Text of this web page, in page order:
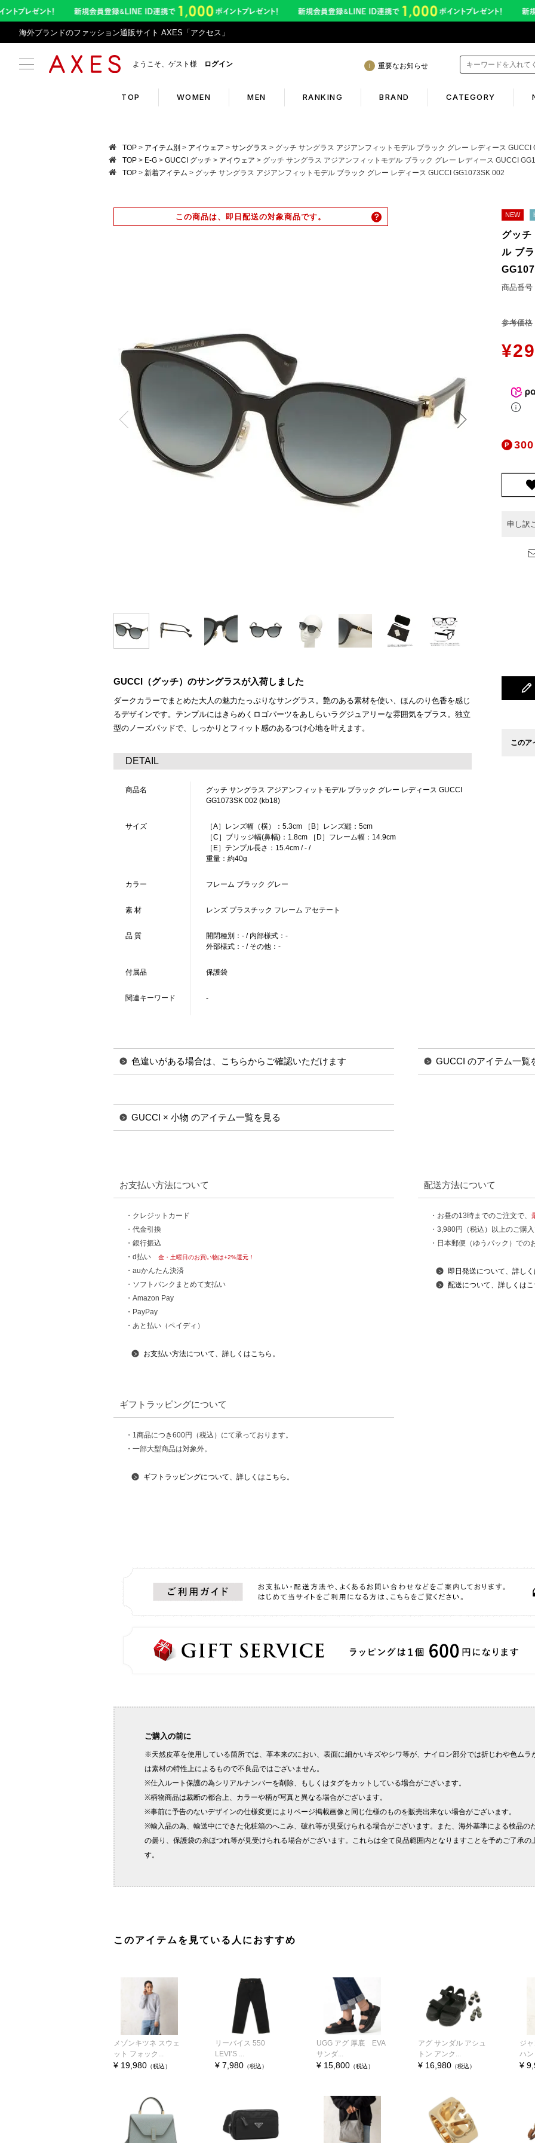
海外ブランドのファッション通販サイト AXES「アクセス」
ようこそ、ゲスト様 ログイン 重要なお知らせ
TOP WOMEN MEN RANKING BRAND CATEGORY
Information
アプリサービス終了のお知らせ
ログイン
会員登録
会員ランクについて
お気に入り
閲覧履歴
ポイント履歴
Shopping guide
TOP アイテム別 アイウェア サングラス
グッチ サングラス アジアンフィットモデル ブラック グレー レディース GUCCI
TOP
E-G GUCCI グッチ アイウェア
グッチ サングラス アジアンフィットモデル ブラック グレー レディース GUCCI
TOP
新着アイテム グッチ サングラス アジアンフィットモデル ブラック グレー レディース GUCCI GG1073SK 002
この商品は、即日配送の対象商品です。 NEW
グッチ
ル ブ
商品番号
参考価格
¥
300
申し訳
GUCCI（グッチ）のサングラスが入荷しました
ダークカラーでまとめた大人の魅力たっぷりなサングラス。艶のある素材を使い、ほんのり色香を感じ
るデザインです。テンプルにはきらめくロゴパーツをあしらいラグジュアリーな雰囲気をプラス。独立
型のノーズパッドで、しっかりとフィット感のあるつけ心地を叶えます。
DETAIL
商品名
グッチ サングラス アジアンフィットモデル ブラック グレー レディース GUCCI
GG1073SK 002 (kb18)
サイズ
［A］レンズ幅（横）：5.3cm ［B］レンズ縦：5cm
［C］ブリッジ幅(鼻幅)：1.8cm ［D］フレーム幅：14.9cm
［E］テンプル長さ：15.4cm / - /
重量：約40g
カラー フレーム ブラック グレー
素 材 レンズ プラスチック フレーム アセテート
品 質
開閉種別：- / 内部様式：-
外部様式：- / その他：-
付属品 保護袋
関連キーワード -
このア
色違いがある場合は、こちらからご確認いただけます GUCCI のアイテム一覧
GUCCI × 小物 のアイテム一覧を見る
お支払い方法について
・クレジットカード
・代金引換
・銀行振込
・d払い
金・土曜日のお買い物は+2%還元！
・auかんたん決済
・ソフトバンクまとめて支払い
・Amazon Pay
・PayPay
・あと払い（ペイディ）
お支払い方法について、詳しくはこちら。
配送方法について
・お昼の13時までのご注文で、
・3,980円（税込）以上のご購
・日本郵便（ゆうパック）での
即日発送について、詳し
配送について、詳しくは
ギフトラッピングについて
・1商品につき600円（税込）にて承っております。
・一部大型商品は対象外。
ギフトラッピングについて、詳しくはこちら。
このアイテムを見ている人におすすめ
メゾンキツネ スウェ
ット フォック...
¥ 19,980 （税込）
リーバイス 550
LEVI’S ...
¥ 7,980 （税込）
UGG アグ 厚底 EVA
サンダ...
¥ 15,800 （税込）
アグ サンダル アシュ
トン アンク...
¥ 16,980 （税込）
ジ
ハ
¥